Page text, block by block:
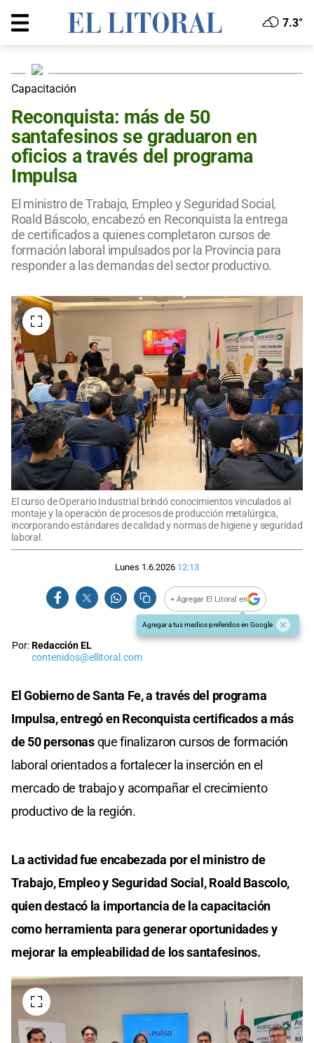
7.3°
Capacitación
Reconquista: más de 50
santafesinos se graduaron en
oficios a través del programa
Impulsa
El ministro de Trabajo, Empleo y Seguridad Social,
Roald Báscolo, encabezó en Reconquista la entrega
de certificados a quienes completaron cursos de
formación laboral impulsados por la Provincia para
responder a las demandas del sector productivo.
El curso de Operario Industrial brindó conocimientos vinculados al
montaje y la operación de procesos de producción metalúrgica,
incorporando estándares de calidad y normas de higiene y seguridad
laboral.
Lunes 1.6.2026 12:13
+ Agregar El Litoral en
Agregar a tus medios preferidos en Google
Por:Redacción EL
contenidos@ellitoral.com
El Gobierno de Santa Fe, a través del programa
Impulsa, entregó en Reconquista certificados a más
de 50 personasque finalizaron cursos de formación
laboral orientados a fortalecer la inserción en el
mercado de trabajo y acompañar el crecimiento
productivo de la región.
La actividad fue encabezada por el ministro de
Trabajo, Empleo y Seguridad Social, Roald Bascolo,
quien destacó la importancia de la capacitación
como herramienta para generar oportunidades y
mejorar la empleabilidad de los santafesinos.